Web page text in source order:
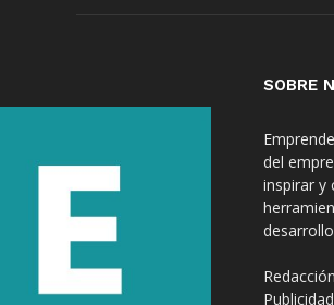
SOBRE
del
inspirar y